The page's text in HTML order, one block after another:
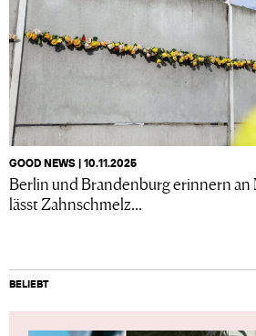
GOOD NEWS | 10.11.2025
Berlin und Brandenburg erinnern an
lässt Zahnschmelz...
BELIEBT